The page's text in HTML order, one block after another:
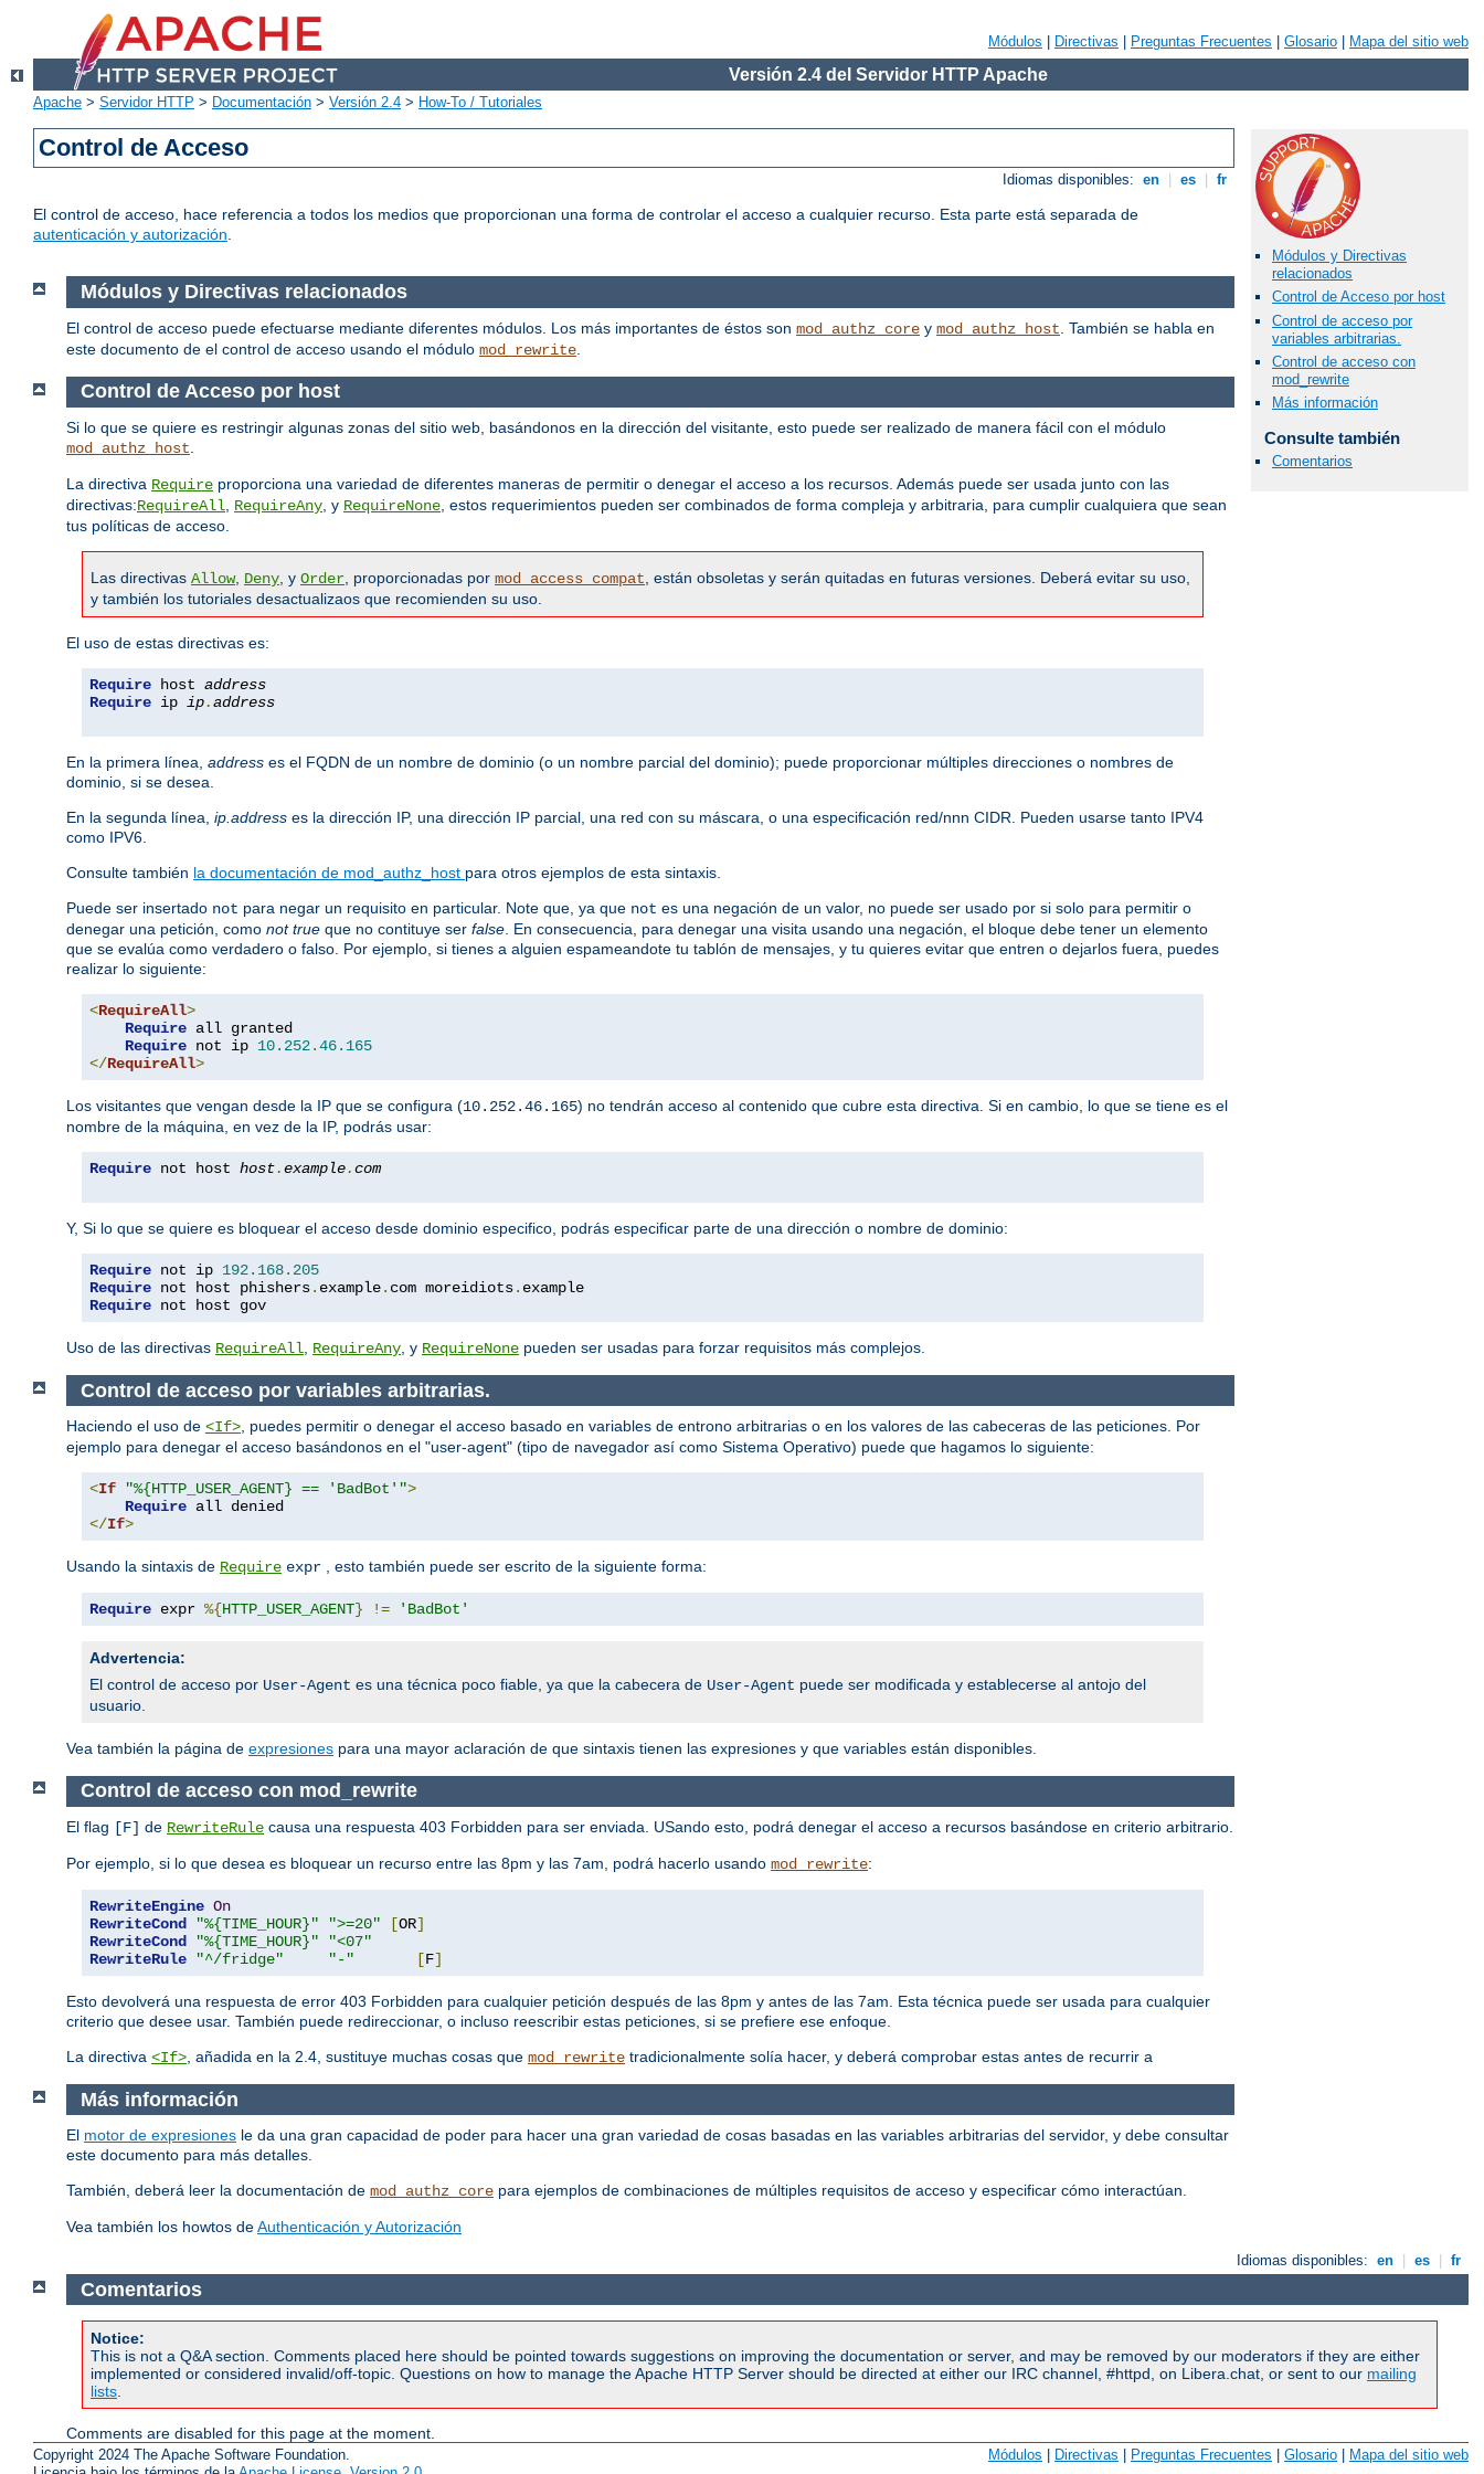
Módulos Directivas Preguntas Frecuentes Glosario Mapa del sitio web
Versión 2.4 del Servidor HTTP Apache
Apache > Servidor HTTP > Documentación > Versión 2.4 > How-To / Tutoriales
Control de Acceso
Idiomas disponibles: en es fr
El control de acceso, hace referencia a todos los medios que proporcionan una forma de controlar el acceso a cualquier recurso. Esta parte está separada de
autenticación y autorización.
Módulos y Directivas
relacionados
Control de Acceso por host
Control de acceso por
variables arbitrarias.
Control de acceso con
mod_rewrite
Más información
Consulte también
Comentarios
Módulos y Directivas relacionados
El control de acceso puede efectuarse mediante diferentes módulos. Los más importantes de éstos son mod_authz_core y mod_authz_host . También se habla en
este documento de el control de acceso usando el módulo mod_rewrite
Control de Acceso por host
Si lo que se quiere es restringir algunas zonas del sitio web, basándonos en la dirección del visitante, esto puede ser realizado de manera fácil con el módulo
mod_authz_host
La directiva Require proporciona una variedad de diferentes maneras de permitir o denegar el acceso a los recursos. Además puede ser usada junto con las
directivas:RequireAll RequireAny , y RequireNone , estos requerimientos pueden ser combinados de forma compleja y arbitraria, para cumplir cualquiera que sean
tus políticas de acceso.
Las directivas Allow, Deny , y Order , proporcionadas por mod_access_compat , están obsoletas y serán quitadas en futuras versiones. Deberá evitar su uso,
y también los tutoriales desactualizaos que recomienden su uso.
El uso de estas directivas es:
Require host address
Require ip ip.address
En la primera línea, address es el FQDN de un nombre de dominio (o un nombre parcial del dominio); puede proporcionar múltiples direcciones o nombres de
dominio, si se desea.
En la segunda línea, ip.address es la dirección IP, una dirección IP parcial, una red con su máscara, o una especificación red/nnn CIDR. Pueden usarse tanto IPV4
como IPV6.
Consulte también la documentación de mod_authz_host para otros ejemplos de esta sintaxis.
Puede ser insertado not para negar un requisito en particular. Note que, ya que not es una negación de un valor, no puede ser usado por si solo para permitir o
denegar una petición, como not true que no contituye ser false . En consecuencia, para denegar una visita usando una negación, el bloque debe tener un elemento
que se evalúa como verdadero o falso. Por ejemplo, si tienes a alguien espameandote tu tablón de mensajes, y tu quieres evitar que entren o dejarlos fuera, puedes
realizar lo siguiente:
<RequireAll>
Require all granted
Require not ip 10.252.46.165
</RequireAll>
Los visitantes que vengan desde la IP que se configura (10.252.46.165) no tendrán acceso al contenido que cubre esta directiva. Si en cambio, lo que se tiene es el
nombre de la máquina, en vez de la IP, podrás usar:
Require not host host.example.com
Y, Si lo que se quiere es bloquear el acceso desde dominio especifico, podrás especificar parte de una dirección o nombre de dominio:
Require not ip 192.168. 205
Require not host phishers. example. com moreidiots.
Require not host gov
Uso de las directivas RequireAll RequireAny , y RequireNone pueden ser usadas para forzar requisitos más complejos.
Control de acceso por variables arbitrarias.
Haciendo el uso de <If>, puedes permitir o denegar el acceso basado en variables de entrono arbitrarias o en los valores de las cabeceras de las peticiones. Por
ejemplo para denegar el acceso basándonos en el "user-agent" (tipo de navegador así como Sistema Operativo) puede que hagamos lo siguiente:
<If "%{HTTP_USER_AGENT} == 'BadBot'">
Require
</If>
Usando la sintaxis de Require expr , esto también puede ser escrito de la siguiente forma:
Require expr %{HTTP_USER_AGENT} != 'BadBot'
Advertencia:
El control de acceso por User-Agent es una técnica poco fiable, ya que la cabecera de User-Agent puede ser modificada y establecerse al antojo del
usuario.
Vea también la página de expresiones para una mayor aclaración de que sintaxis tienen las expresiones y que variables están disponibles.
Control de acceso con mod_rewrite
El flag [F] de RewriteRule causa una respuesta 403 Forbidden para ser enviada. USando esto, podrá denegar el acceso a recursos basándose en criterio arbitrario.
Por ejemplo, si lo que desea es bloquear un recurso entre las 8pm y las 7am, podrá hacerlo usando mod_rewrite:
RewriteEngine On
RewriteCond
"%{TIME_HOUR}" ">=20" [OR]
RewriteCond
"%{TIME_HOUR}"
"<07"
RewriteRule
"^/fridge" "-" [F]
Esto devolverá una respuesta de error 403 Forbidden para cualquier petición después de las 8pm y antes de las 7am. Esta técnica puede ser usada para cualquier
criterio que desee usar. También puede redireccionar, o incluso reescribir estas peticiones, si se prefiere ese enfoque.
La directiva <If> , añadida en la 2.4, sustituye muchas cosas que mod_rewrite tradicionalmente solía hacer, y deberá comprobar estas antes de recurrir a
Más información
El motor de expresiones le da una gran capacidad de poder para hacer una gran variedad de cosas basadas en las variables arbitrarias del servidor, y debe consultar
este documento para más detalles.
También, deberá leer la documentación de mod_authz_core para ejemplos de combinaciones de múltiples requisitos de acceso y especificar cómo interactúan.
Vea también los howtos deAuthenticación y Autorización
Idiomas disponibles: en es fr
Comentarios
Notice:
This is not a Q&A section. Comments placed here should be pointed towards suggestions on improving the documentation or server, and may be removed by our moderators if they are either
implemented or considered invalid/off-topic. Questions on how to manage the Apache HTTP Server should be directed at either our IRC channel, #httpd, on Libera.chat, or sent to our mailing
lists.
Comments are disabled for this page at the moment.
Copyright 2024 The Apache Software Foundation.
Módulos Directivas Preguntas Frecuentes Glosario Mapa del sitio web